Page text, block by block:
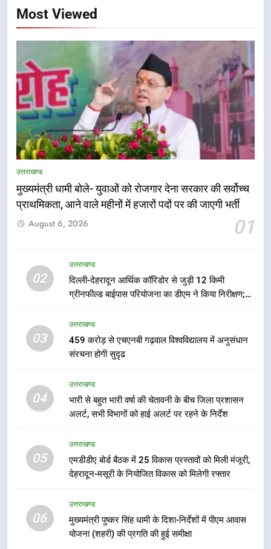
Most Viewed
उत्तराखण्ड
मुख्यमंत्री धामी बोले- युवाओं को रोजगार देना सरकार की सर्वोच्च
प्राथमिकता, आने वाले महीनों में हजारों पदों पर की जाएगी भर्ती
01
August 6, 2026
02
उत्तराखण्ड
दिल्ली-देहरादून आर्थिक कॉरिडोर से जुड़ी 12 किमी
ग्रीनफील्ड बाईपास परियोजना का डीएम ने किया निरीक्षण;
सुरक्षा मानकों से कोई समझौता नहींः डीएम
03
उत्तराखण्ड
459 करोड़ से एचएनबी गढ़वाल विश्वविद्यालय में अनुसंधान
संरचना होगी सुदृढ
04
उत्तराखण्ड
भारी से बहुत भारी वर्षा की चेतावनी के बीच जिला प्रशासन
अलर्ट, सभी विभागों को हाई अलर्ट पर रहने के निर्देश
05
उत्तराखण्ड
एमडीडीए बोर्ड बैठक में 25 विकास प्रस्तावों को मिली मंजूरी,
देहरादून-मसूरी के नियोजित विकास को मिलेगी रफ्तार
06
उत्तराखण्ड
मुख्यमंत्री पुष्कर सिंह धामी के दिशा-निर्देशों में पीएम आवास
योजना (शहरी) की प्रगति की हुई समीक्षा
5
एमडीडीए बोर्ड बैठक में 25 विकास प्रस्तावों
6
मुख्यमंत्री पुष्कर सिंह धामी के दिशा-निर्देशों
गिरफ्तार
उत्तराखण्ड
भारी बारिश का अलर्ट! 6 अगस्त को
देहरादून में स्कूल बंद
1
मुख्यमंत्री धामी बोले- युवाओं को रोजगार